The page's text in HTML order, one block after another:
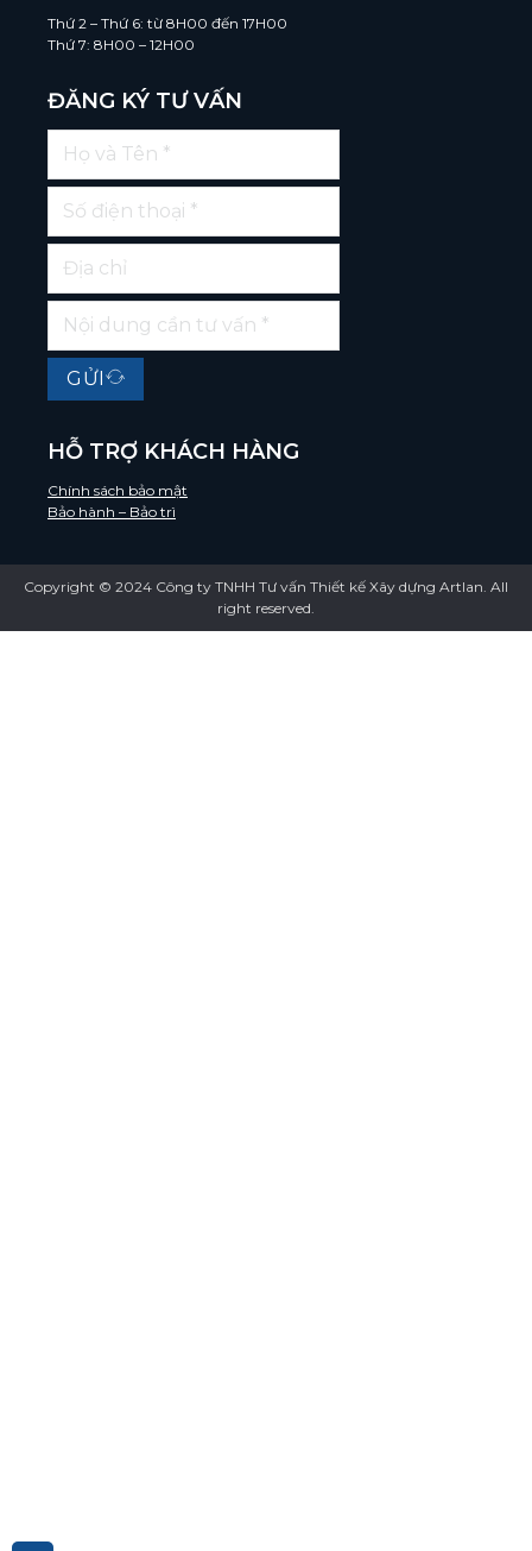
Thứ 2 – Thứ 6: từ 8H00 đến 17H00
Thứ 7: 8H00 – 12H00
ĐĂNG KÝ TƯ VẤN
GỬI
HỖ TRỢ KHÁCH HÀNG
Chính sách bảo mật
Bảo hành – Bảo trì
Copyright © 2024 Công ty TNHH Tư vấn Thiết kế Xây dựng Artlan. All
right reserved.